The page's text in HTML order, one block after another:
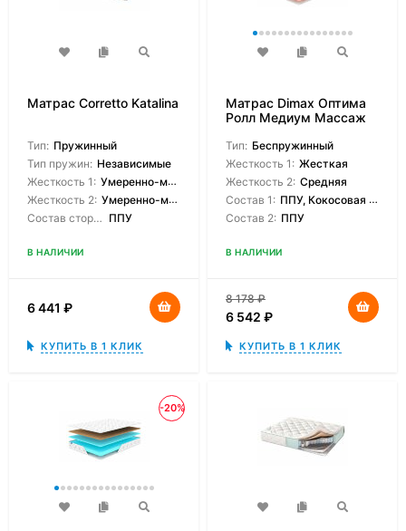
Матрас Corretto Katalina
Тип: Пружинный
Тип пружин: Независимые
Жесткость 1: Умеренно-мягкая
Жесткость 2: Умеренно-мягкая
Состав сторон: ППУ
В НАЛИЧИИ
6 441 ₽
КУПИТЬ В 1 КЛИК
Матрас Dimax Оптима
Ролл Медиум Массаж
Тип: Беспружинный
Жесткость 1: Жесткая
Жесткость 2: Средняя
Состав 1: ППУ, Кокосовая койра
Состав 2: ППУ
В НАЛИЧИИ
8 178₽
6 542 ₽
КУПИТЬ В 1 КЛИК
-20%